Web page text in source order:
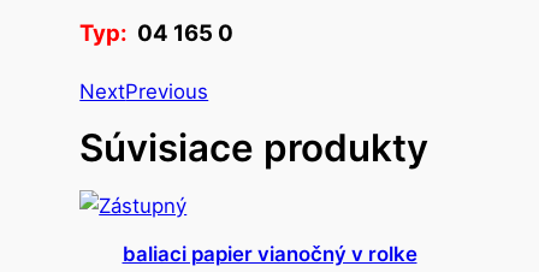
v
e
c
Typ: 04 165 0
NextPrevious
Súvisiace produkty
baliaci papier vianočný v rolke